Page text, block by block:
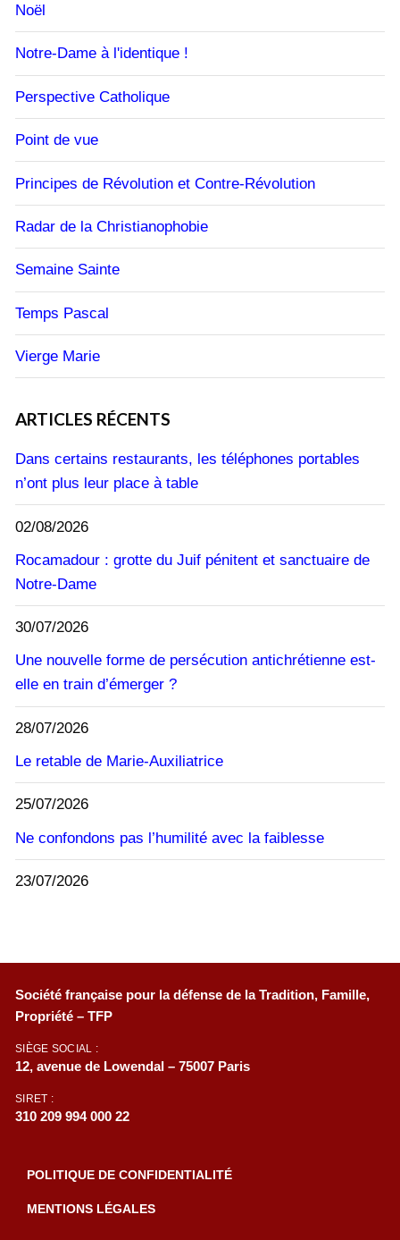
Noël
Notre-Dame à l'identique !
Perspective Catholique
Point de vue
Principes de Révolution et Contre-Révolution
Radar de la Christianophobie
Semaine Sainte
Temps Pascal
Vierge Marie
ARTICLES RÉCENTS
Dans certains restaurants, les téléphones portables
n’ont plus leur place à table
02/08/2026
Rocamadour : grotte du Juif pénitent et sanctuaire de
Notre-Dame
30/07/2026
Une nouvelle forme de persécution antichrétienne est-
elle en train d’émerger ?
28/07/2026
Le retable de Marie-Auxiliatrice
25/07/2026
Ne confondons pas l’humilité avec la faiblesse
23/07/2026
Société française pour la défense de la Tradition, Famille,
Propriété – TFP
SIÈGE SOCIAL :
12, avenue de Lowendal – 75007 Paris
SIRET :
310 209 994 000 22
POLITIQUE DE CONFIDENTIALITÉ
MENTIONS LÉGALES